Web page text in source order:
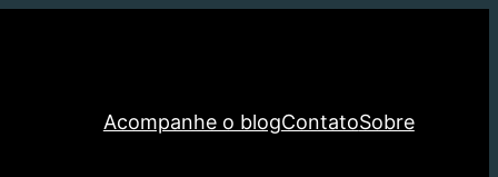
Acompanhe o blogContatoSobre